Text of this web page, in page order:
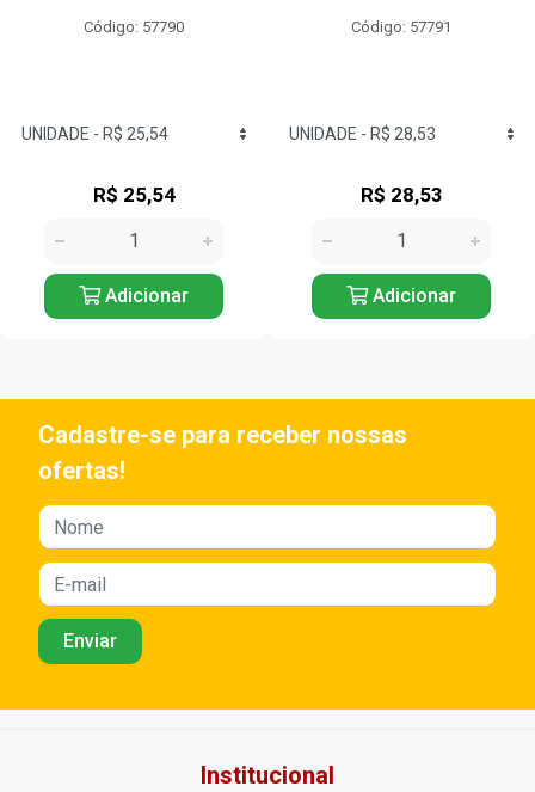
Código: 57790
R$ 25,54
Adicionar
Código: 57791
R$ 28,53
Adicionar
Cadastre-se para receber nossas
ofertas!
Institucional